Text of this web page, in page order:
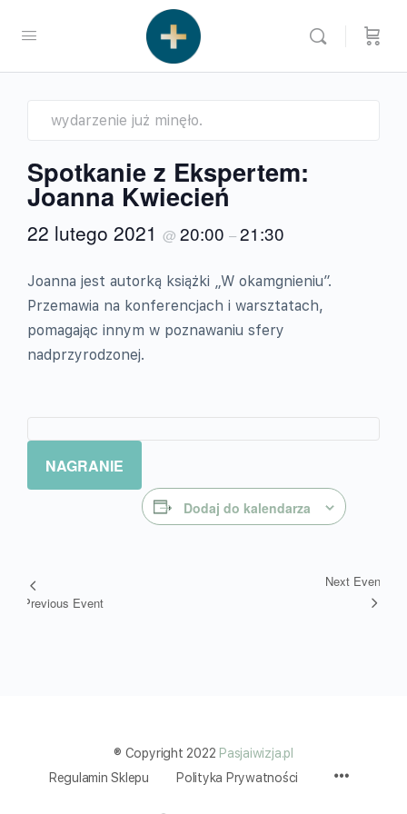
wydarzenie już minęło.
Spotkanie z Ekspertem:
Joanna Kwiecień
22 lutego 2021 @ 20:00 –21:30
Joanna jest autorką książki „W okamgnieniu”.
Przemawia na konferencjach i warsztatach,
pomagając innym w poznawaniu sfery
nadprzyrodzonej.
NAGRANIE
Dodaj do kalendarza
Wydarzenie
Nawigacja
Previous Event
Next Event
® Copyright 2022 Pasjaiwizja.pl
Regulamin Sklepu
Polityka Prywatności